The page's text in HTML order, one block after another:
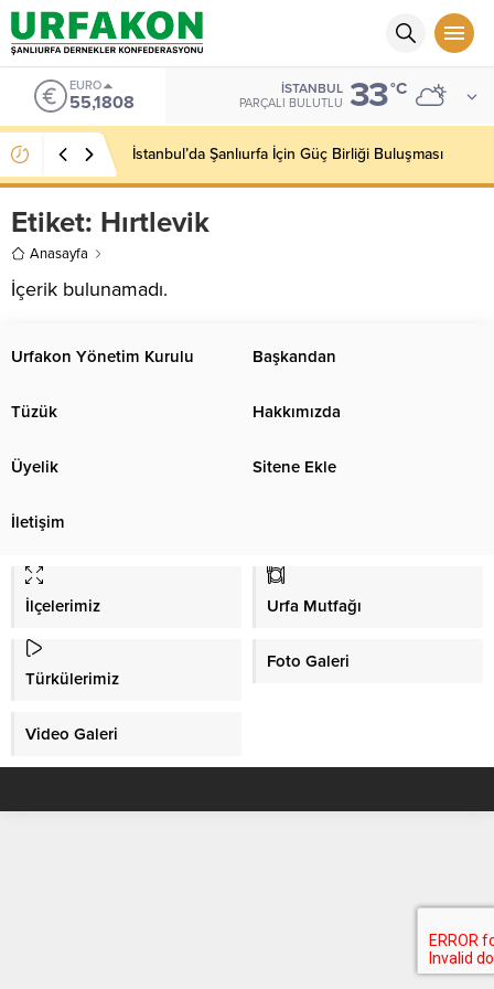
EURO
55,1808
İSTANBUL
PARÇALI BULUTLU 33°C
İstanbul’da Şanlıurfa İçin Güç Birliği Buluşması
Etiket: Hırtlevik
Anasayfa
İçerik bulunamadı.
Urfakon Yönetim Kurulu Başkandan
Tüzük Hakkımızda
Üyelik Sitene Ekle
İletişim
İlçelerimiz Urfa Mutfağı
Türkülerimiz
Foto Galeri
Video Galeri